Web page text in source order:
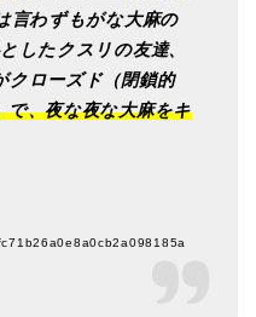
言わずもがな大麻の
したクスリの友達、
クローズド（閉鎖的
で、夜な夜な大麻をキ